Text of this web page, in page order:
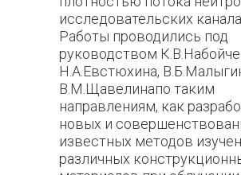
исследовательских
Работы проводились под
руководством
Н.А.Евстюхина,
В.М.Щавелинапо таким
направлениям, как
новых и
известных методов
различных